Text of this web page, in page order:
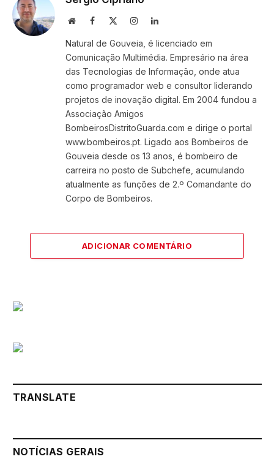
WebsiteFacebook InstagramLinkedIn
Natural de Gouveia, é licenciado em
Comunicação Multimédia. Empresário na área
das Tecnologias de Informação, onde atua
como programador web e consultor liderando
projetos de inovação digital. Em 2004 fundou a
Associação Amigos
BombeirosDistritoGuarda.com e dirige o portal
www.bombeiros.pt. Ligado aos Bombeiros de
Gouveia desde os 13 anos, é bombeiro de
carreira no posto de Subchefe, acumulando
atualmente as funções de 2.º Comandante do
Corpo de Bombeiros.
ADICIONAR COMENTÁRIO
TRANSLATE
NOTÍCIAS GERAIS